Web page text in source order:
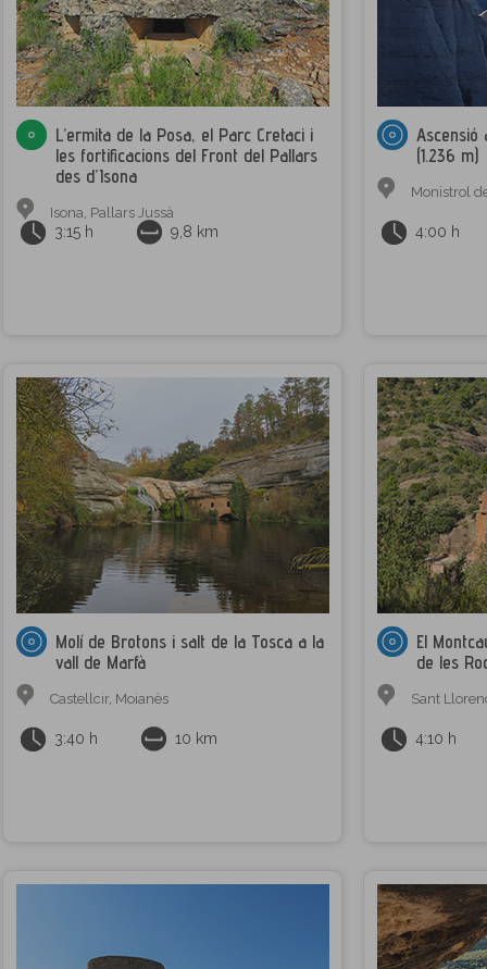
L’ermita de la Posa, el Parc Cretaci i
les fortificacions del Front del Pallars
des d’Isona
Isona, Pallars Jussà
3:15 h 9,8 km
Ascensió
(1.236 m)
Monistrol
4:00 h
Molí de Brotons i salt de la Tosca a la
vall de Marfà
Castellcir, Moianès
3:40 h 10 km
El
de les
Sant
4:10 h